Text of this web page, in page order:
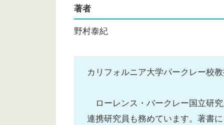
著者
野村泰紀
カリフォルニア大学バークレー校
ローレンス・バークレー国立研
連携研究員も務めています。著書